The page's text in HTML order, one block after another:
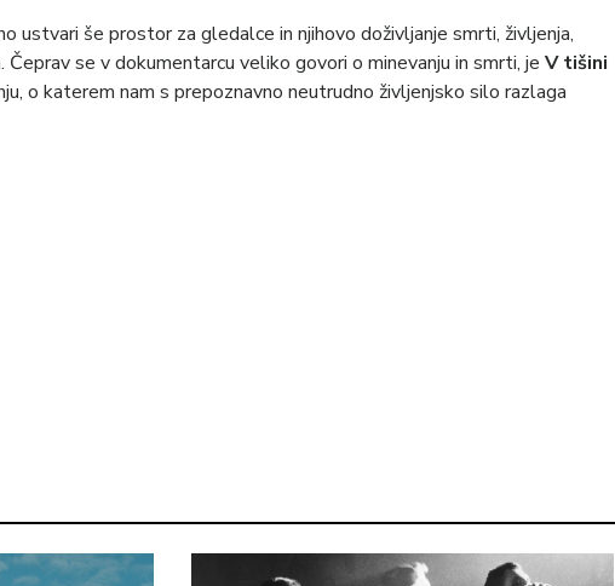
ustvari še prostor za gledalce in njihovo doživljanje smrti, življenja,
Čeprav se v dokumentarcu veliko govori o minevanju in smrti, je V tišini
o katerem nam s prepoznavno neutrudno življenjsko silo razlaga